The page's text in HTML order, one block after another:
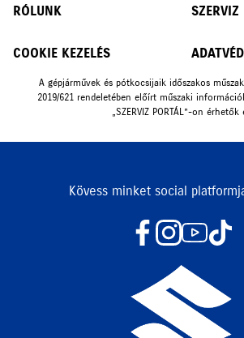
RÓLUNK SZERVIZ
COOKIE KEZELÉS
A gépjárművek és pótkocsijaik időszakos
2019/621 rendeletében előírt műszaki
„SZERVIZ PORTÁL”-on érhetők
Kövess minket social